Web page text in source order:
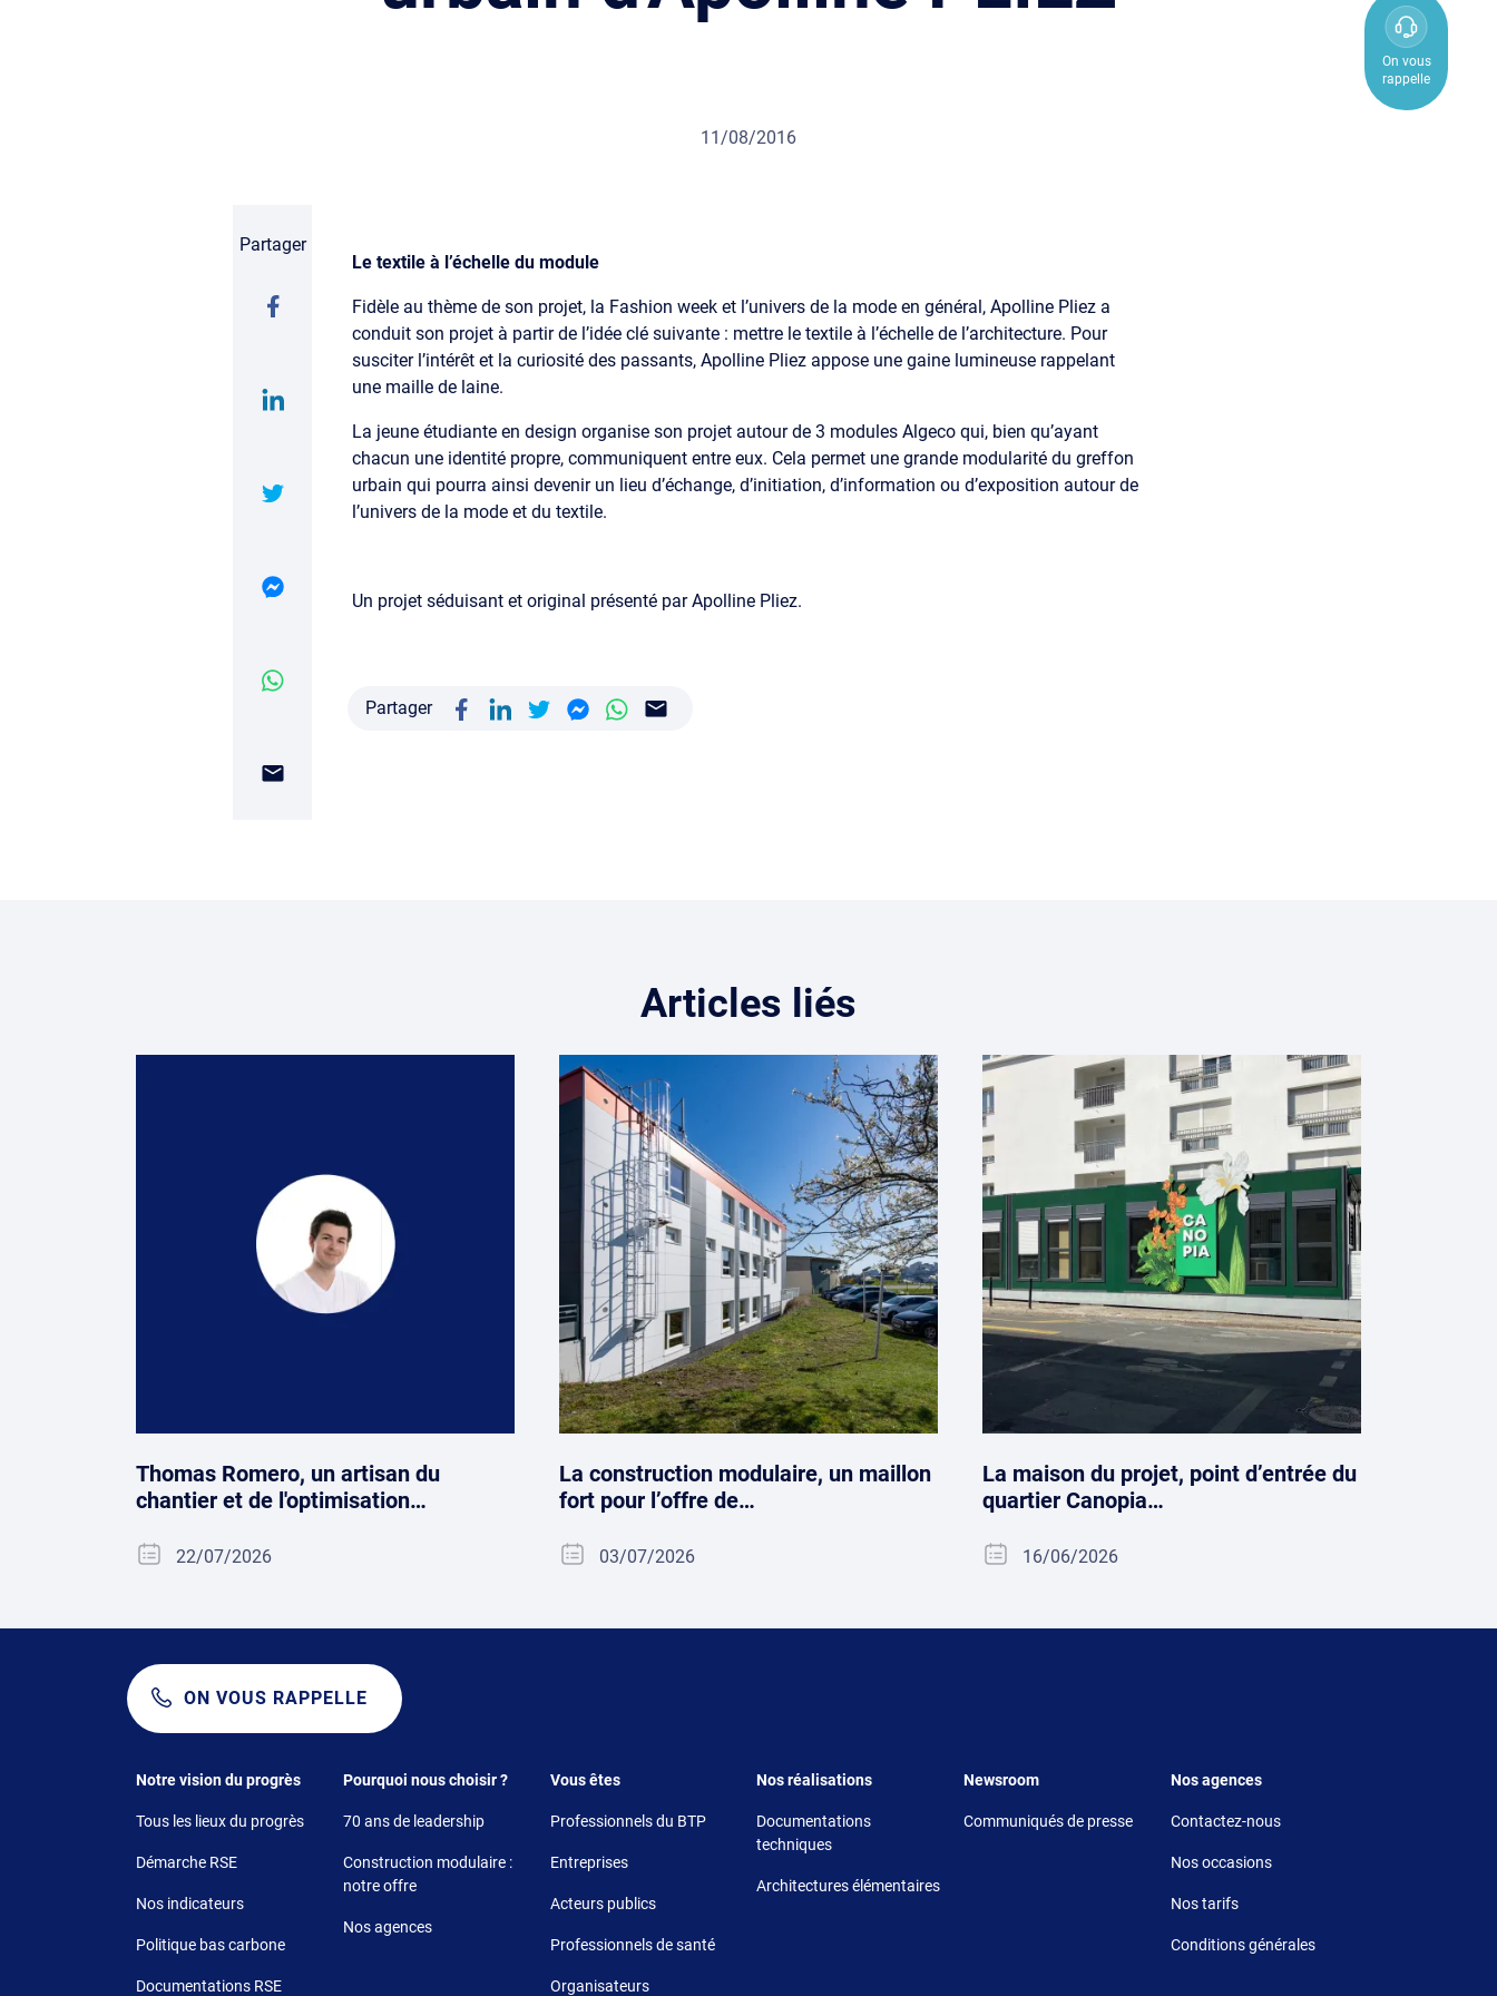
0800
850
800
On vous
rappelle
11/08/2016
Partager
Le textile à l’échelle du module
Fidèle au thème de son projet, la Fashion week et l’univers de la mode en général, Apolline Pliez a
conduit son projet à partir de l’idée clé suivante : mettre le textile à l’échelle de l’architecture. Pour
susciter l’intérêt et la curiosité des passants, Apolline Pliez appose une gaine lumineuse rappelant
une maille de laine.
La jeune étudiante en design organise son projet autour de 3 modules Algeco qui, bien qu’ayant
chacun une identité propre, communiquent entre eux. Cela permet une grande modularité du greffon
urbain qui pourra ainsi devenir un lieu d’échange, d’initiation, d’information ou d’exposition autour de
l’univers de la mode et du textile.
Un projet séduisant et original présenté par Apolline Pliez.
Partager
Articles liés
Thomas Romero, un artisan du
chantier et de l'optimisation…
22/07/2026
La construction modulaire, un maillon
fort pour l’offre de…
03/07/2026
La maison du projet, point d’entrée du
quartier Canopia…
16/06/2026
ON VOUS RAPPELLE
Footer 1
Notre vision du progrès
Tous les lieux du progrès
Démarche RSE
Nos indicateurs
Politique bas carbone
Documentations RSE
Footer 2
Pourquoi nous choisir ?
70 ans de leadership
Construction modulaire :
notre offre
Nos agences
Footer 3
Vous êtes
Professionnels du BTP
Entreprises
Acteurs publics
Professionnels de santé
Organisateurs
Footer 4
Nos réalisations
Documentations
techniques
Architectures élémentaires
Footer 5
Newsroom
Communiqués de presse
Footer 6
Nos agences
Contactez-nous
Nos occasions
Nos tarifs
Conditions générales